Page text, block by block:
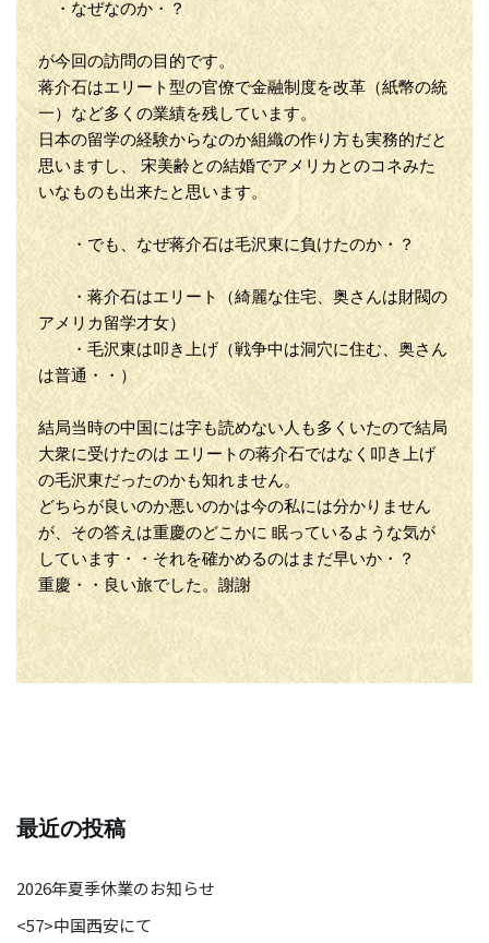
・なぜなのか・？
が今回の訪問の目的です。
蒋介石はエリート型の官僚で金融制度を改革（紙幣の統
一）など多くの業績を残しています。
日本の留学の経験からなのか組織の作り方も実務的だと
思いますし、 宋美齢との結婚でアメリカとのコネみた
いなものも出来たと思います。
・でも、なぜ蒋介石は毛沢東に負けたのか・？
・蒋介石はエリート（綺麗な住宅、奥さんは財閥の
アメリカ留学才女）
・毛沢東は叩き上げ（戦争中は洞穴に住む、奥さん
は普通・・）
結局当時の中国には字も読めない人も多くいたので結局
大衆に受けたのは エリートの蒋介石ではなく叩き上げ
の毛沢東だったのかも知れません。
どちらが良いのか悪いのかは今の私には分かりません
が、その答えは重慶のどこかに 眠っているような気が
しています・・それを確かめるのはまだ早いか・？
重慶・・良い旅でした。謝謝
最近の投稿
2026年夏季休業のお知らせ
<57>中国西安にて